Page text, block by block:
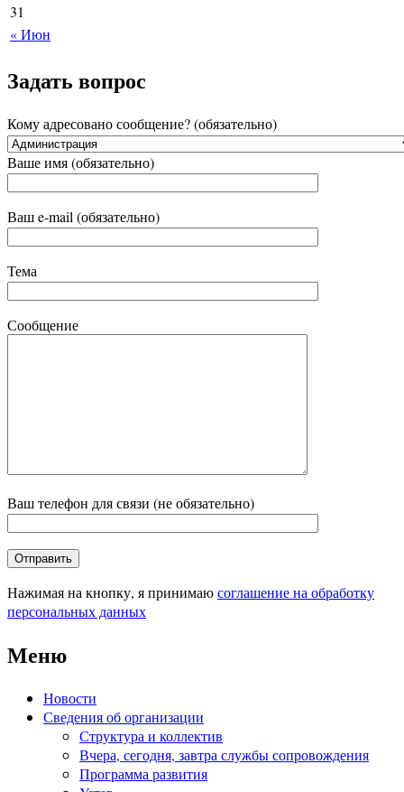
« Июн
31
Задать вопрос
Кому адресовано сообщение? (обязательно)
Ваше имя (обязательно)
Ваш e-mail (обязательно)
Тема
Сообщение
Ваш телефон для связи (не обязательно)
Нажимая на кнопку, я принимаюсоглашение на обработку
персональных данных
Меню
Новости
Сведения об организации
Структура и коллектив
Вчера, сегодня, завтра службы сопровождения
Программа развития